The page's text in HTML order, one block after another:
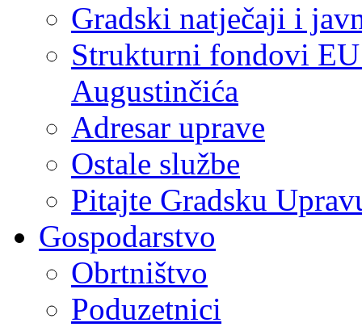
Gradski natječaji i
Strukturni fondovi
Augustinčića
Adresar uprave
Ostale službe
Pitajte Gradsku
Gospodarstvo
Obrtništvo
Poduzetnici